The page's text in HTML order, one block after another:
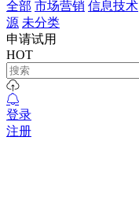
全部 市场营销 信息技术
源 未分类
申请试用
HOT
登录
注册